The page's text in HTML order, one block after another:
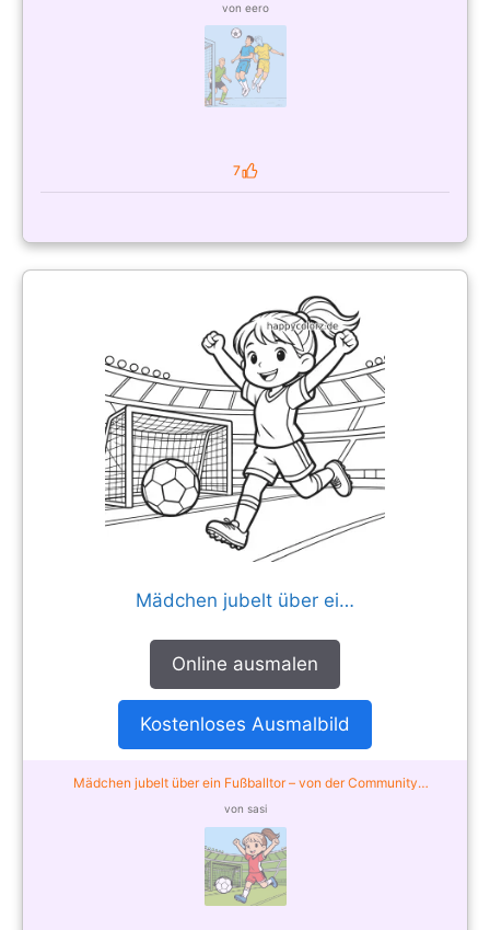
von eero
7
Likes
Mädchen jubelt über ein Fußballtor
Online ausmalen
Kostenloses Ausmalbild
Mädchen jubelt über ein Fußballtor – von der Community
von sasi